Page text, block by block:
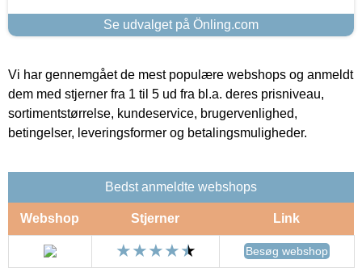
Se udvalget på Önling.com
Vi har gennemgået de mest populære webshops og anmeldt
dem med stjerner fra 1 til 5 ud fra bl.a. deres prisniveau,
sortimentstørrelse, kundeservice, brugervenlighed,
betingelser, leveringsformer og betalingsmuligheder.
Bedst anmeldte webshops
Webshop Stjerner Link
Besøg webshop